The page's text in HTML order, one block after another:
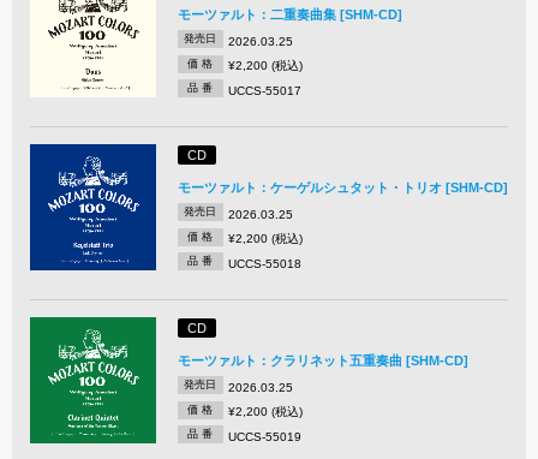
モーツァルト：二重奏曲集 [SHM-CD]
発売日 2026.03.25
価 格 ¥2,200 (税込)
品 番 UCCS-55017
CD
モーツァルト：ケーゲルシュタット・トリオ [SHM-CD]
発売日 2026.03.25
価 格 ¥2,200 (税込)
品 番 UCCS-55018
CD
モーツァルト：クラリネット五重奏曲 [SHM-CD]
発売日 2026.03.25
価 格 ¥2,200 (税込)
品 番 UCCS-55019